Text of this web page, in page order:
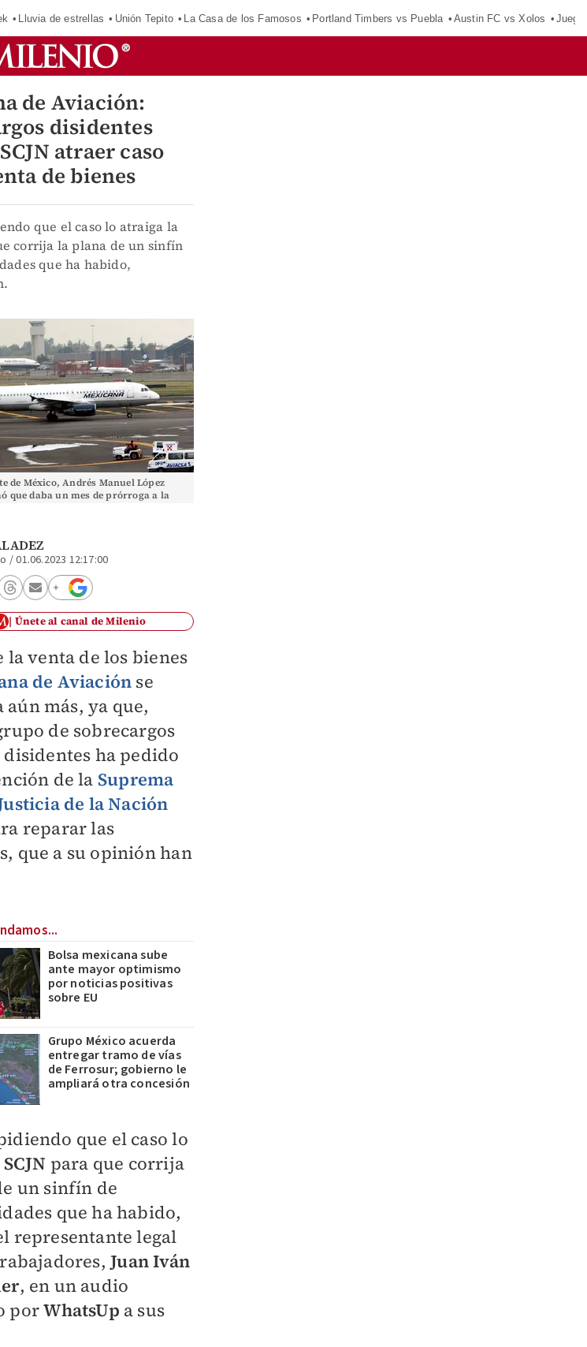
Lluvia de estrellas Unión Tepito La Casa de los Famosos Portland Timbers vs Puebla Austin FC vs Xolos
de Aviación:
disidentes
atraer caso
de bienes
que el caso lo atraiga la
corrija la plana de un sinfín
que ha habido,
de México, Andrés Manuel López
que daba un mes de prórroga a la
/01.06.2023 12:17:00
Únete al canal de Milenio
la venta de los bienes
de Aviación se
más, ya que,
de sobrecargos
ha pedido
de la Suprema
de la Nación
reparar las
que a su opinión han
Bolsa mexicana sube
ante mayor optimismo
por noticias positivas
sobre EU
Grupo México acuerda
entregar tramo de vías
de Ferrosur; gobierno le
ampliará otra concesión
que el caso lo
SCJN para que corrija
un sinfín de
que ha habido,
representante legal
Juan Iván
, en un audio
porWhatsUp a sus